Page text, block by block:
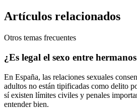
Artículos relacionados
Otros temas frecuentes
¿Es legal el sexo entre
En España, las relaciones sexuales
adultos no están tipificadas como delito
sí existen límites civiles y penales
entender bien.